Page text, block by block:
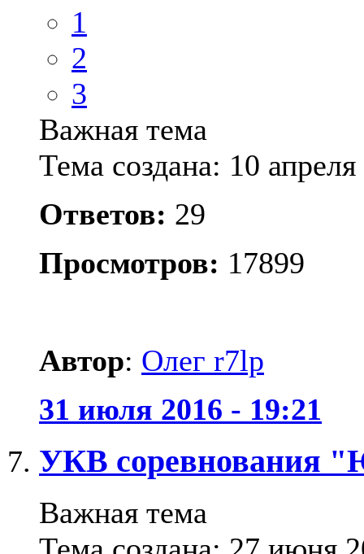
1
2
3
Важная тема
Тема создана: 10
Ответов: 29
Просмотров: 17899
Автор: Олег r7lp
31 июля 2016 - 19:21
УКВ соревнования
Важная тема